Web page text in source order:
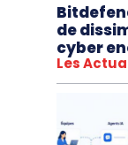
de
cyber
Les